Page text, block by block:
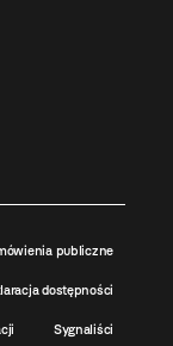
publiczne
dostępności
Sygnaliści